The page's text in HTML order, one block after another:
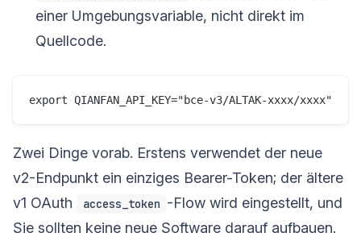
einer Umgebungsvariable, nicht direkt im
Quellcode.
Zwei Dinge vorab. Erstens verwendet der neue
v2-Endpunkt ein einziges Bearer-Token; der ältere
v1 OAuth
access_token -Flow wird eingestellt, und
Sie sollten keine neue Software darauf aufbauen.